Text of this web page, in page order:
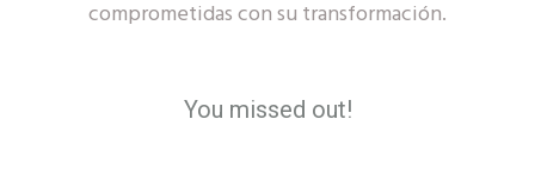
comprometidas con su transformación.
You missed out!